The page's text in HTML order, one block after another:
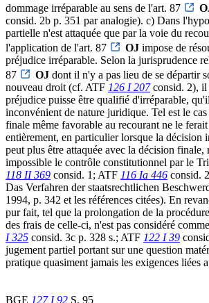
dommage irréparable au sens de l'art. 87
consid. 2b p. 351 par analogie). c) Dans
partielle n'est attaquée que par la voie du
l'application de l'art. 87
OJ impose de
préjudice irréparable. Selon la jurisprudence
87
OJ dont il n'y a pas lieu de se départir
nouveau droit (cf. ATF 126 I 207consid. 2), il
préjudice puisse être qualifié d'irréparable,
inconvénient de nature juridique. Tel est le
finale même favorable au recourant ne le
entièrement, en particulier lorsque la décision
peut plus être attaquée avec la décision finale,
impossible le contrôle constitutionnel par le
118 II 369 consid. 1; ATF 116 Ia 446 consid.
Das Verfahren der staatsrechtlichen
1994, p. 342 et les références citées). En
pur fait, tel que la prolongation de la
des frais de celle-ci, n'est pas considéré
I 325 consid. 3c p. 328 s.; ATF 122 I 39
jugement partiel portant sur une question
pratique quasiment jamais les exigences liées
BGE 127 I 92 S. 95